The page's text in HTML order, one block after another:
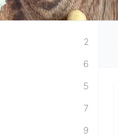
2
6
5
7
9